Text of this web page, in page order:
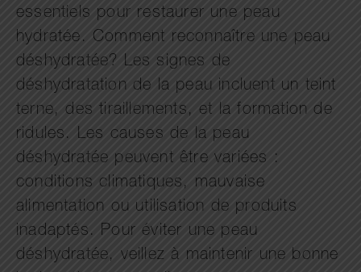
essentiels pour restaurer une peau
hydratée. Comment reconnaître une peau
déshydratée? Les signes de
déshydratation de la peau incluent un teint
terne, des tiraillements, et la formation de
ridules. Les causes de la peau
déshydratée peuvent être variées :
conditions climatiques, mauvaise
alimentation ou utilisation de produits
inadaptés. Pour éviter une peau
déshydratée, veillez à maintenir une bonne